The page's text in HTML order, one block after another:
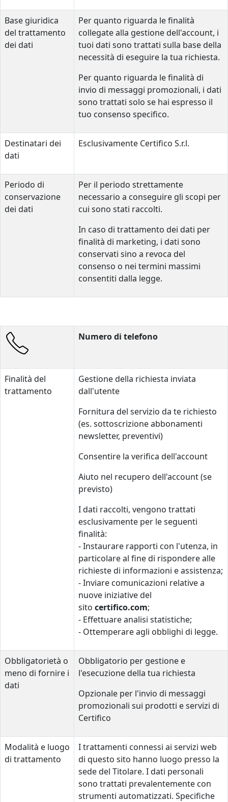
Base giuridica
del trattamento
dei dati
Per quanto riguarda le finalità
collegate alla gestione dell'account, i
tuoi dati sono trattati sulla base della
necessità di eseguire la tua richiesta.
Per quanto riguarda le finalità di
invio di messaggi promozionali, i dati
sono trattati solo se hai espresso il
tuo consenso specifico.
Destinatari dei
dati
Esclusivamente Certifico S.r.l.
Periodo di
conservazione
dei dati
Per il periodo strettamente
necessario a conseguire gli scopi per
cui sono stati raccolti.
In caso di trattamento dei dati per
finalità di marketing, i dati sono
conservati sino a revoca del
consenso o nei termini massimi
consentiti dalla legge.
Numero di telefono
Finalità del
trattamento
Gestione della richiesta inviata
dall'utente
Fornitura del servizio da te richiesto
(es. sottoscrizione abbonamenti
newsletter, preventivi)
Consentire la verifica dell'account
Aiuto nel recupero dell'account (se
previsto)
I dati raccolti, vengono trattati
esclusivamente per le seguenti
finalità:
- Instaurare rapporti con l'utenza, in
particolare al fine di rispondere alle
richieste di informazioni e assistenza;
- Inviare comunicazioni relative a
nuove iniziative del
sito certifico.com;
- Effettuare analisi statistiche;
- Ottemperare agli obblighi di legge.
Obbligatorietà o
meno di fornire i
dati
Obbligatorio per gestione e
l'esecuzione della tua richiesta
Opzionale per l'invio di messaggi
promozionali sui prodotti e servizi di
Certifico
Modalità e luogo
di trattamento
I trattamenti connessi ai servizi web
di questo sito hanno luogo presso la
sede del Titolare. I dati personali
sono trattati prevalentemente con
strumenti automatizzati. Specifiche